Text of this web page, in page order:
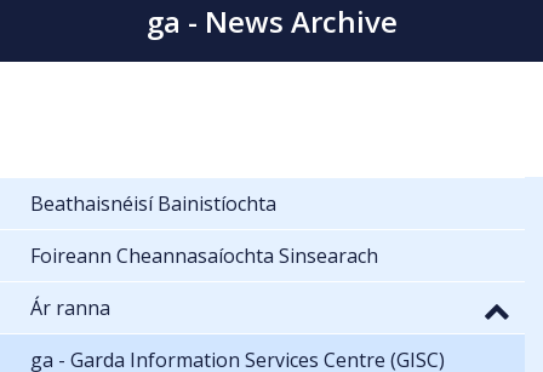
ga - News Archive
Beathaisnéisí Bainistíochta
Foireann Cheannasaíochta Sinsearach
Ár ranna
ga - Garda Information Services Centre (GISC)